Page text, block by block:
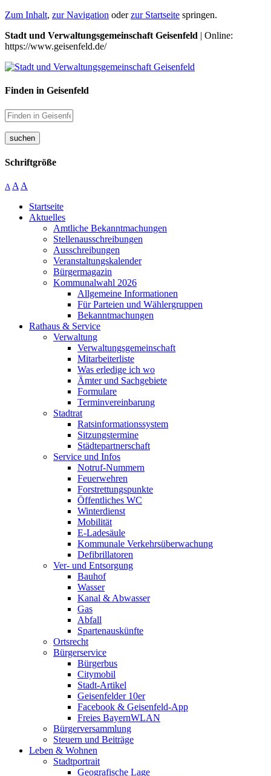
Zum Inhalt, zur Navigation oderzur Startseite springen.
Stadt und Verwaltungsgemeinschaft Geisenfeld | Online:
https://www.geisenfeld.de/
Finden in Geisenfeld
suchen
Schriftgröße
A A A
Startseite
Aktuelles
Amtliche Bekanntmachungen
Stellenausschreibungen
Ausschreibungen
Veranstaltungskalender
Bürgermagazin
Kommunalwahl 2026
Allgemeine Informationen
Für Parteien und Wählergruppen
Bekanntmachungen
Rathaus & Service
Verwaltung
Verwaltungsgemeinschaft
Mitarbeiterliste
Was erledige ich wo
Ämter und Sachgebiete
Formulare
Terminvereinbarung
Stadtrat
Ratsinformationssystem
Sitzungstermine
Städtepartnerschaft
Service und Infos
Notruf-Nummern
Feuerwehren
Forstrettungspunkte
Öffentliches WC
Winterdienst
Mobilität
E-Ladesäule
Kommunale Verkehrsüberwachung
Defibrillatoren
Ver- und Entsorgung
Bauhof
Wasser
Kanal & Abwasser
Gas
Abfall
Spartenauskünfte
Ortsrecht
Bürgerservice
Bürgerbus
Citymobil
Stadt-Artikel
Geisenfelder 10er
Facebook & Geisenfeld-App
Freies BayernWLAN
Bürgerversammlung
Steuern und Beiträge
Leben & Wohnen
Stadtportrait
Geografische Lage